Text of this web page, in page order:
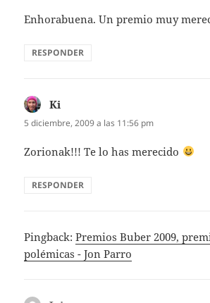
Enhorabuena. Un premio muy
RESPONDER
Ki
5 diciembre, 2009 a las 11:56 pm
Zorionak!!! Te lo has merecido
RESPONDER
Pingback:Premios Buber 2009,
polémicas - Jon Parro